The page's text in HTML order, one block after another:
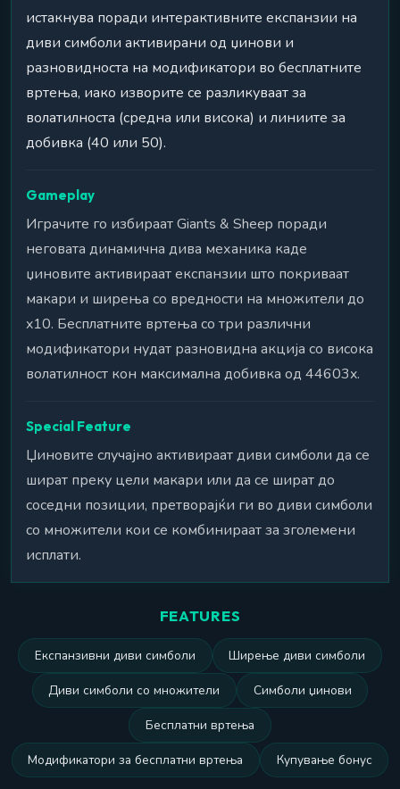
истакнува поради интерактивните експанзии на
диви симболи активирани од џинови и
разновидноста на модификатори во бесплатните
вртења, иако изворите се разликуваат за
волатилноста (средна или висока) и линиите за
добивка (40 или 50).
Gameplay
Играчите го избираат Giants & Sheep поради
неговата динамична дива механика каде
џиновите активираат експанзии што покриваат
макари и ширења со вредности на множители до
x10. Бесплатните вртења со три различни
модификатори нудат разновидна акција со висока
волатилност кон максимална добивка од 44603x.
Special Feature
Џиновите случајно активираат диви симболи да се
шират преку цели макари или да се шират до
соседни позиции, претворајќи ги во диви симболи
со множители кои се комбинираат за зголемени
исплати.
FEATURES
Експанзивни диви симболи Ширење диви симболи
Диви симболи со множители Симболи џинови
Бесплатни вртења
Модификатори за бесплатни вртења Купување бонус